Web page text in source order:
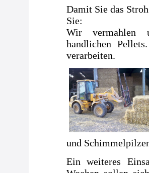
Damit Sie das
Sie:
Wir vermahlen
handlichen
verarbeiten.
und
Ein weiteres